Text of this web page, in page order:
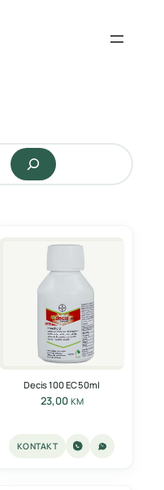
Decis 100 EC 50ml
23,00 KM
KONTAKT